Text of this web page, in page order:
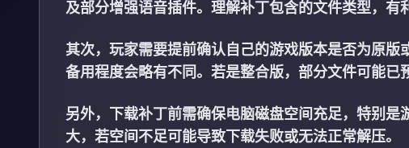
及部分增强语音插件。理解补丁包含的文件类型，有
其次，玩家需要提前确认自己的游戏版本是否为原
备用程度会略有不同。若是整合版，部分文件可能已
另外，下载补丁前需确保电脑磁盘空间充足，特别
大，若空间不足可能导致下载失败或无法正常解压。